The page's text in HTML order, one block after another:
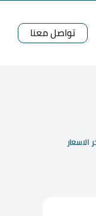
تواصل معنا
الاسعار